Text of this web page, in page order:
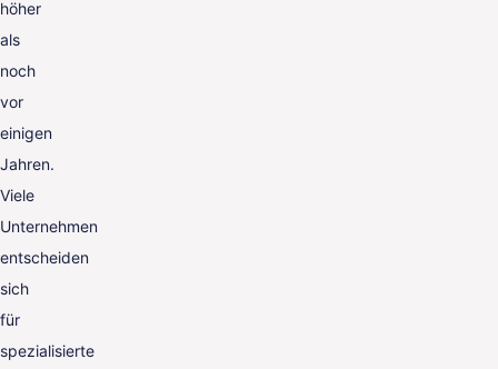
höher
als
noch
vor
einigen
Jahren.
Viele
Unternehmen
entscheiden
sich
für
spezialisierte